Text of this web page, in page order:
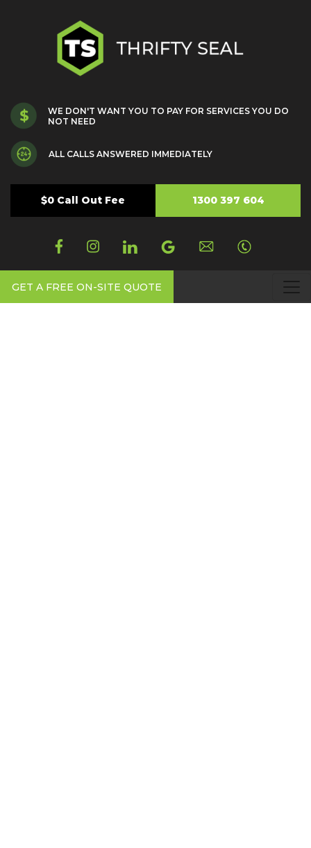
WE DON'T WANT YOU TO PAY FOR SERVICES YOU DO
NOT NEED
ALL CALLS ANSWERED IMMEDIATELY
$0 Call Out Fee 1300 397 604
GET A FREE ON-SITE QUOTE